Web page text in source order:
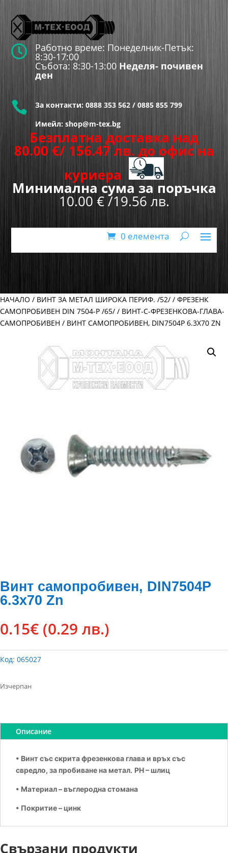
 Работно време: Понеделник-Петък:
8:30-17:00
Събота: 8:30-13:00 Неделя- почивен
ден
 За контакти: 0888 353 562 / 0885 855 799
Имейл: shop@m-tex.bg
Безплатна доставка над
80.00 €/ 156.47 лв. до офис на
куриера
Минимална сума за поръчка
10.00 € /19.56 лв.
0 елемента
НАЧАЛО / ВИНТ ЗА МЕТАЛ ШИРОКА ПЕРИФ. /52/ / ФРЕЗЕНК
САМОПРОБИВЕН DIN 7504-Р /65/ / ВИНТ-С-ФРЕЗЕНКОВА-ГЛАВА-
САМОПРОБИВЕН / ВИНТ САМОПРОБИВЕН, DIN7504P 6.3Х70 ZN
Винт самопробивен, DIN7504P
6.3х70 Zn
0.15€ (0.29 лв.)
Код: 065027
Изчерпан
Описание
• Винт със скрита фрезенкова глава и връх със
свредло, за пробиване на метал. PH – шлиц
• Материал – въглеродна стомана
• Покритие – цинк
Свързани продукти